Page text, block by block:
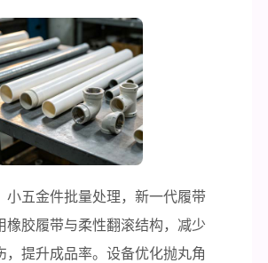
小五金件批量处理，新一代履带
橡胶履带与柔性翻滚结构，减少
，提升成品率。设备优化抛丸角